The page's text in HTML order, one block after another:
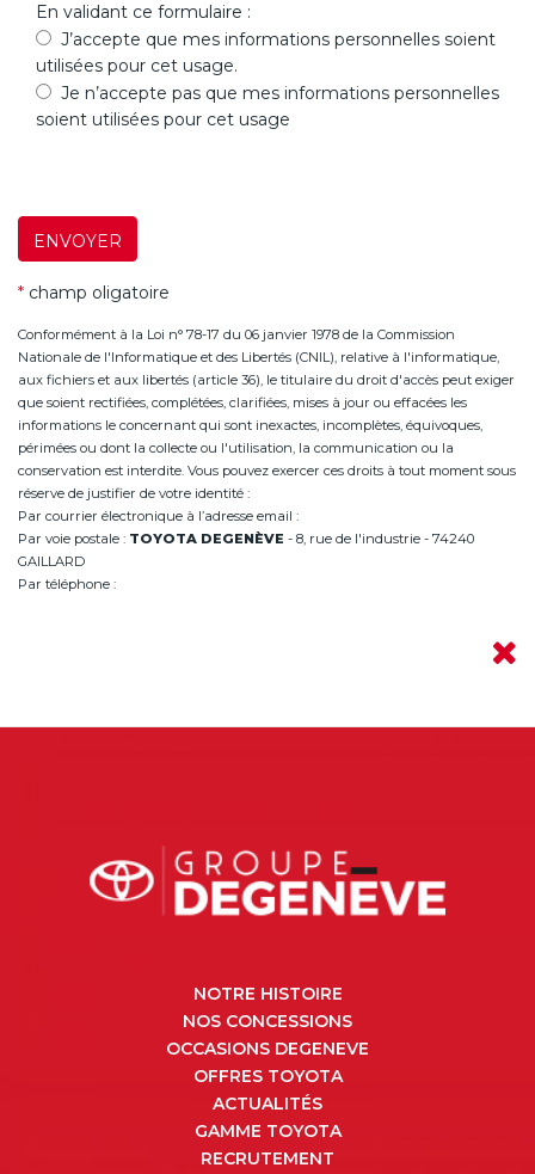
En validant ce formulaire :
J’accepte que mes informations personnelles soient
utilisées pour cet usage.
Je n’accepte pas que mes informations personnelles
soient utilisées pour cet usage
ENVOYER
* champ oligatoire
Conformément à la Loi n° 78-17 du 06 janvier 1978 de la Commission
Nationale de l'Informatique et des Libertés (CNIL), relative à l'informatique,
aux fichiers et aux libertés (article 36), le titulaire du droit d'accès peut exiger
que soient rectifiées, complétées, clarifiées, mises à jour ou effacées les
informations le concernant qui sont inexactes, incomplètes, équivoques,
périmées ou dont la collecte ou l'utilisation, la communication ou la
conservation est interdite. Vous pouvez exercer ces droits à tout moment sous
réserve de justifier de votre identité :
Par courrier électronique à l’adresse email :
Par voie postale : TOYOTA DEGENÈVE - 8, rue de l'industrie - 74240
GAILLARD
Par téléphone :
NOTRE HISTOIRE
NOS CONCESSIONS
OCCASIONS DEGENEVE
OFFRES TOYOTA
ACTUALITÉS
GAMME TOYOTA
RECRUTEMENT